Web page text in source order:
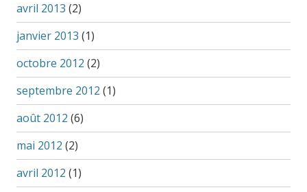
avril 2013 (2)
janvier 2013 (1)
octobre 2012 (2)
septembre 2012 (1)
août 2012 (6)
mai 2012 (2)
avril 2012 (1)